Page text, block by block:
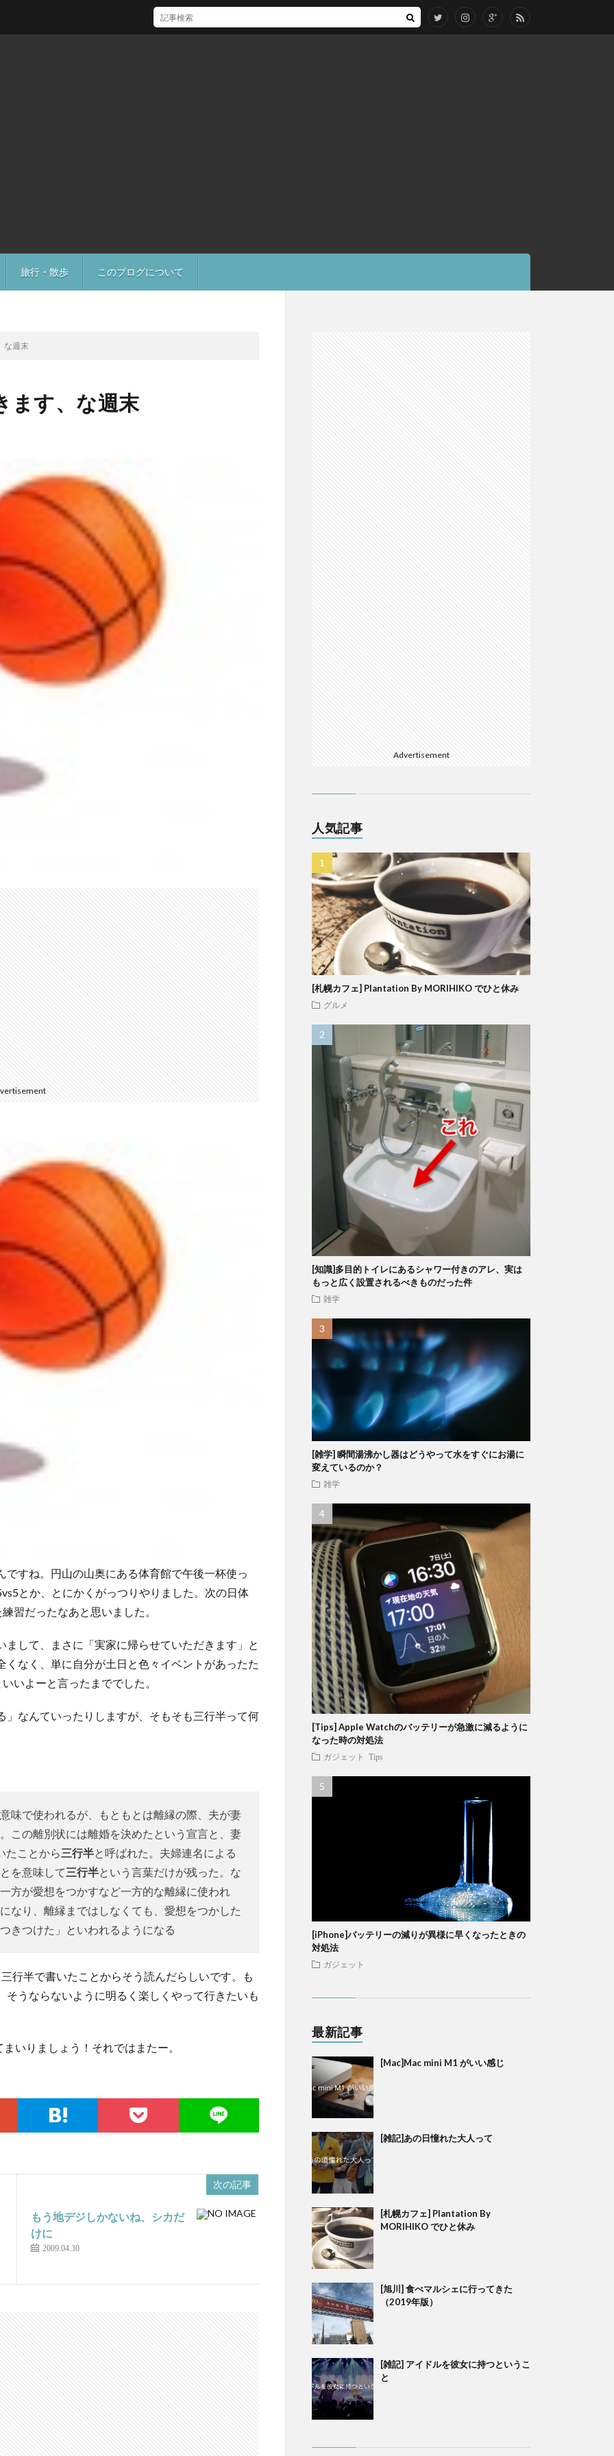
旅行・散歩 このブログについて
[Mac]Mac mini M1 がいい感じ
な週末
ます、な週末
すね。円山の山奥にある体育館で午後一杯使っ
とか、とにかくがっつりやりました。次の日体
習だったなあと思いました。
して、まさに「実家に帰らせていただきます」と
なく、単に自分が土日と色々イベントがあったた
いよーと言ったまででした。
なんていったりしますが、そもそも三行半って何
味で使われるが、もともとは離縁の際、夫が妻
この離別状には離婚を決めたという宣言と、妻
たことから三行半と呼ばれた。夫婦連名による
を意味して三行半という言葉だけが残った。な
方が愛想をつかすなど一方的な離縁に使われ
なり、離縁まではしなくても、愛想をつかした
きつけた」といわれるようになる
行半で書いたことからそう読んだらしいです。も
うならないように明るく楽しくやって行きたいも
いりましょう！それではまたー。
次の記事
もう地デジしかないね、シカだ
けに
2009.04.30
Advertisement
人気記事
[札幌カフェ] Plantation By MORIHIKO でひと休み
グルメ
[知識]多目的トイレにあるシャワー付きのアレ、実は
もっと広く設置されるべきものだった件
雑学
[雑学] 瞬間湯沸かし器はどうやって水をすぐにお湯に
変えているのか？
雑学
[Tips] Apple Watchのバッテリーが急激に減るように
なった時の対処法
ガジェット Tips
[iPhone]バッテリーの減りが異様に早くなったときの
対処法
ガジェット
最新記事
[Mac]Mac mini M1 がいい感じ
[雑記]あの日憧れた大人って
[札幌カフェ] Plantation By
MORIHIKO でひと休み
[旭川] 食べマルシェに行ってきた
（2019年版）
[雑記] アイドルを彼女に持つというこ
と